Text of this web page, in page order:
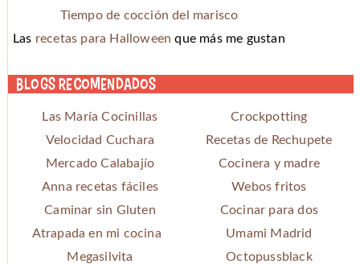
Tiempo de cocción del marisco
Las recetas para Halloween que más me gustan
Blogs recomendados
Las María Cocinillas
Crockpotting
Velocidad Cuchara
Recetas de Rechupete
Mercado Calabajío
Cocinera y madre
Anna recetas fáciles
Webos fritos
Caminar sin Gluten
Cocinar para dos
Atrapada en mi cocina
Umami Madrid
Megasilvita
Octopussblack